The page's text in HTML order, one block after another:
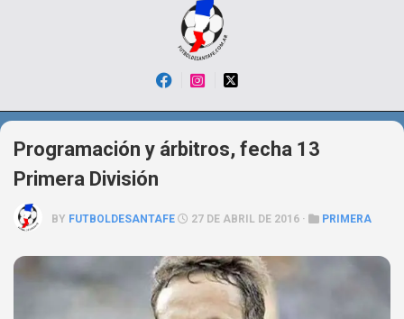
Programación y árbitros, fecha 13
Primera División
BY FUTBOLDESANTAFE 27 DE ABRIL DE 2016 · PRIMERA